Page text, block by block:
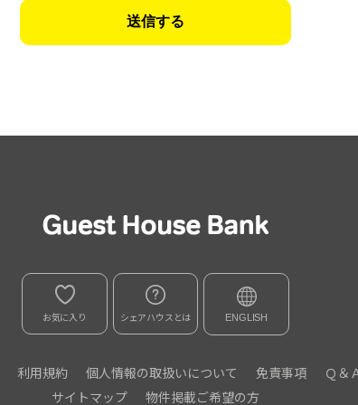
お気に入り シェアハウスとは ENGLISH
利用規約 個人情報の取扱いについて 免責事項
Ｑ＆
サイトマップ
物件掲載ご希望の方